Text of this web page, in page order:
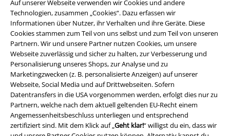
Auf unserer Webseite verwenden wir Cookies und andere
Technologien, zusammen „Cookies“. Dazu erfassen wir
Informationen über Nutzer, ihr Verhalten und ihre Geräte. Diese
Cookies stammen zum Teil von uns selbst und zum Teil von unseren
Partnern. Wir und unsere Partner nutzen Cookies, um unsere
Webseite zuverlässig und sicher zu halten, zur Verbesserung und
Personalisierung unseres Shops, zur Analyse und zu
Marketingzwecken (z. B. personalisierte Anzeigen) auf unserer
Webseite, Social Media und auf Drittwebseiten. Sofern
Datentransfers in die USA vorgenommen werden, erfolgt dies nur zu
Partnern, welche nach dem aktuell geltenden EU-Recht einem
Angemessenheitsbeschluss unterliegen und entsprechend
zertifiziert sind. Mit dem Klick auf „Geht klar!“ willigst du ein, dass wir